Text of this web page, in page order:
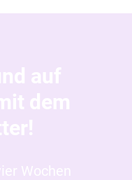
auf
dem
Wochen